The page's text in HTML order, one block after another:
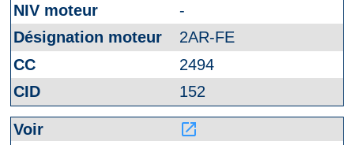
-
2AR-FE
2494
152
launch